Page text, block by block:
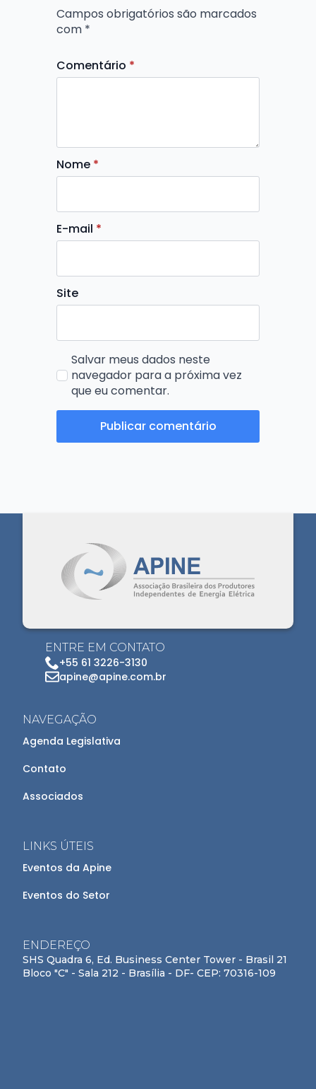
Campos obrigatórios são marcados
com *
Comentário *
Nome *
E-mail *
Site
Salvar meus dados neste
navegador para a próxima vez
que eu comentar.
ENTRE EM CONTATO
+55 61 3226-3130
apine@apine.com.br
NAVEGAÇÃO
Agenda Legislativa
Contato
Associados
LINKS ÚTEIS
Eventos da Apine
Eventos do Setor
ENDEREÇO
SHS Quadra 6, Ed. Business Center Tower - Brasil 21
Bloco "C" - Sala 212 - Brasília - DF- CEP: 70316-109